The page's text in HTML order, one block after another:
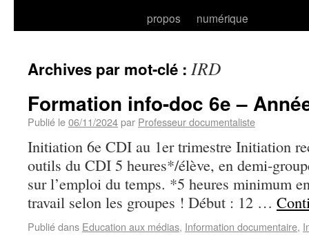
propos
numérique
Archives par mot-clé : IRD
Formation info-doc 6e –
Publié le06/11/2024par Professeur documentaliste
Initiation 6e CDI au 1er trimestre Initiation
outils du CDI 5 heures*/élève, en demi-
sur l’emploi du temps. *5 heures minimum
travail selon les groupes ! Début : 12 …
Publié dans Education aux médias, Information documentaire,